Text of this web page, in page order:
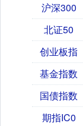
沪深300
北证50
创业板指
基金指数
国债指数
期指IC0